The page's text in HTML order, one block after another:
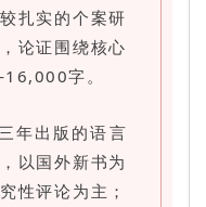
扎实的个案研
论证围绕核心
字。
年出版的语言
以国外新书为
性评论为主；